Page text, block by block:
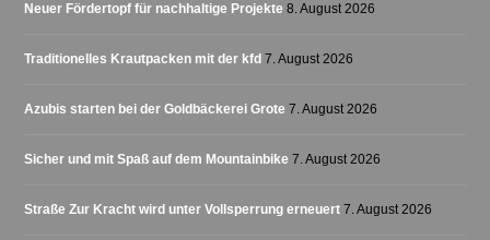
Neuer Fördertopf für nachhaltige Projekte 8. August 2026
Traditionelles Krautpacken mit der kfd 7. August 2026
Azubis starten bei der Goldbäckerei Grote 7. August 2026
Sicher und mit Spaß auf dem Mountainbike 7. August 2026
Straße Zur Kracht wird unter Vollsperrung erneuert 7. August 2026